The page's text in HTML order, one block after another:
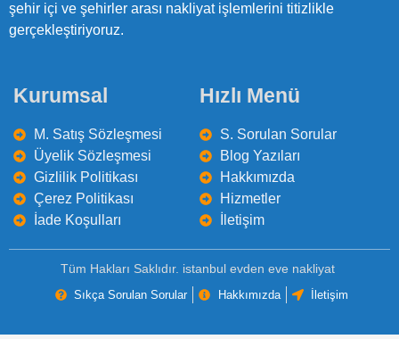
şehir içi ve şehirler arası nakliyat işlemlerini titizlikle
gerçekleştiriyoruz.
Kurumsal
M. Satış Sözleşmesi
Üyelik Sözleşmesi
Gizlilik Politikası
Çerez Politikası
İade Koşulları
Hızlı Menü
S. Sorulan Sorular
Blog Yazıları
Hakkımızda
Hizmetler
İletişim
Tüm Hakları Saklıdır. istanbul evden eve nakliyat
Sıkça Sorulan Sorular Hakkımızda İletişim